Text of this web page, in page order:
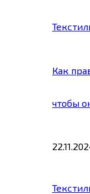
Как
чтобы